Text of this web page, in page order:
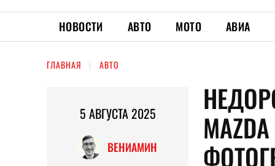
НОВОСТИ АВТО МОТО АВИА
ГЛАВНАЯ АВТО
5 АВГУСТА 2025
ВЕНИАМИН